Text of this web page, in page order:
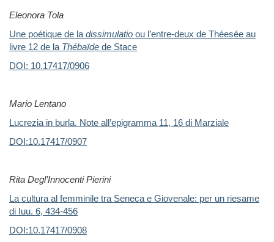
Eleonora Tola
Une poétique de ladissimulatio ou l’entre-deux de Théesée au
livre 12 de la Thébaïde de Stace
DOI: 10.17417/0906
Mario Lentano
Lucrezia in burla. Note all’epigramma 11, 16 di Marziale
DOI:10.17417/0907
Rita Degl’Innocenti Pierini
La cultura al femminile tra Seneca e Giovenale: per un riesame
di Iuu. 6, 434-456
DOI:10.17417/0908